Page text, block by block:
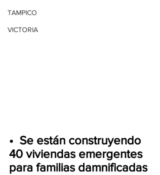
TAMPICO
VICTORIA
•⁠  ⁠Se están construyendo
40 viviendas emergentes
para familias damnificadas